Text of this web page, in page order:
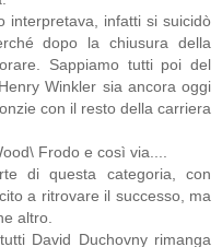
interpretava, infatti si suicidò
dopo la chiusura della
Sappiamo tutti poi del
Winkler sia ancora oggi
con il resto della carriera
Frodo e così via....
di questa categoria, con
a ritrovare il successo, ma
altro.
David Duchovny rimanga